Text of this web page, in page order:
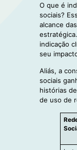
O que é
sociais?
alcance
indicação
seu
Aliás, a
sociais
histórias
de uso de